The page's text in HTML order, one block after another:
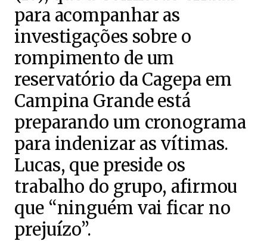
para acompanhar as
investigações sobre o
rompimento de um
reservatório da Cagepa em
Campina Grande está
preparando um cronograma
para indenizar as vítimas.
Lucas, que preside os
trabalho do grupo, afirmou
que “ninguém vai ficar no
prejuízo”.